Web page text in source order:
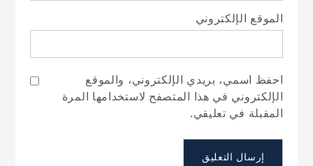
الموقع الإلكتروني
احفظ اسمي، بريدي الإلكتروني، والموقع
الإلكتروني في هذا المتصفح لاستخدامها المرة
المقبلة في تعليقي.